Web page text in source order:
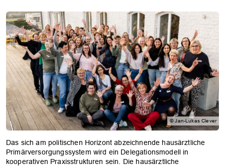
© Jan-Lukas Clever
Das sich am politischen Horizont abzeichnende hausärztliche
Primärversorgungssystem wird ein Delegationsmodell in
kooperativen Praxisstrukturen sein. Die hausärztliche